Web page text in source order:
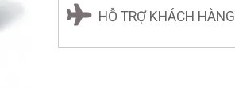
HỖ TRỢ KHÁCH HÀNG